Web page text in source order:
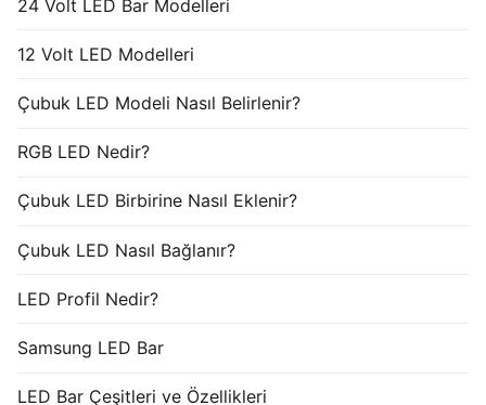
24 Volt LED Bar Modelleri
12 Volt LED Modelleri
Çubuk LED Modeli Nasıl Belirlenir?
RGB LED Nedir?
Çubuk LED Birbirine Nasıl Eklenir?
Çubuk LED Nasıl Bağlanır?
LED Profil Nedir?
Samsung LED Bar
LED Bar Çeşitleri ve Özellikleri